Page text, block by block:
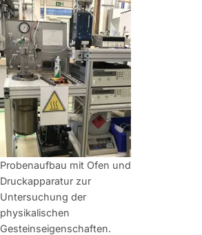
Probenaufbau mit Ofen und
Druckapparatur zur
Untersuchung der
physikalischen
Gesteinseigenschaften.